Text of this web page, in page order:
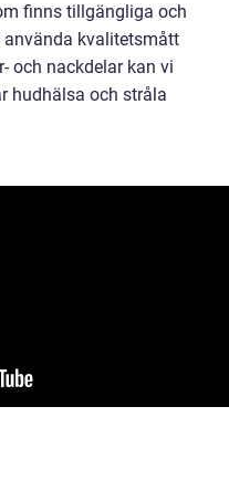
finns tillgängliga och
använda kvalitetsmått
och nackdelar kan vi
hudhälsa och stråla